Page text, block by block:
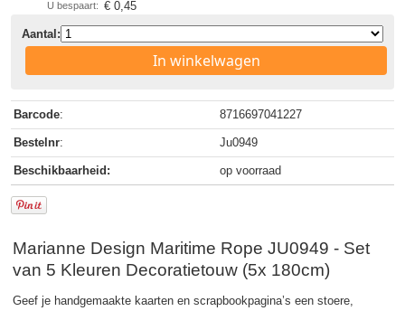
U bespaart: € 0,45
Aantal:
In winkelwagen
Barcode: 8716697041227
Bestelnr: Ju0949
Beschikbaarheid: op voorraad
Marianne Design Maritime Rope JU0949 - Set
van 5 Kleuren Decoratietouw (5x 180cm)
Geef je handgemaakte kaarten en scrapbookpagina’s een stoere,